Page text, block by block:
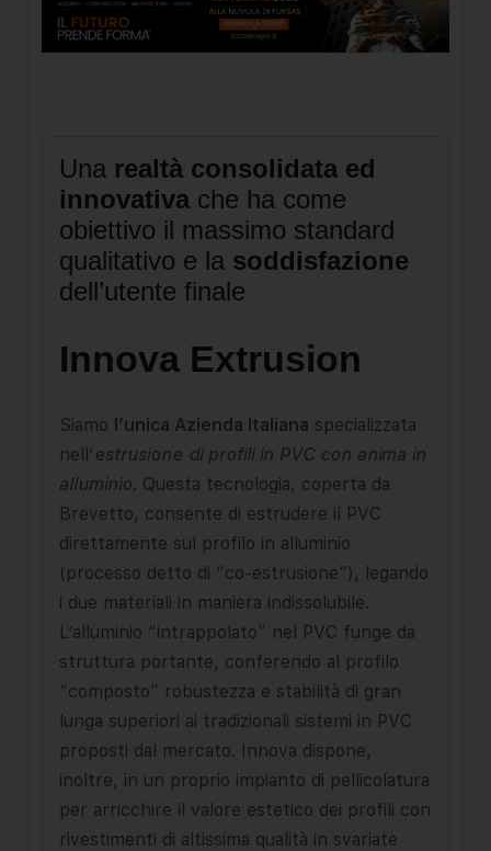
Una realtà consolidata ed
innovativa che ha come
obiettivo il massimo standard
qualitativo e la soddisfazione
dell’utente finale
Innova Extrusion
Siamo l’unica Azienda Italiana specializzata
nell’ estrusione di profili in PVC con anima in
alluminio. Questa tecnologia, coperta da
Brevetto, consente di estrudere il PVC
direttamente sul profilo in alluminio
(processo detto di “co-estrusione”), legando
i due materiali in maniera indissolubile.
L’alluminio “intrappolato” nel PVC funge da
struttura portante, conferendo al profilo
“composto” robustezza e stabilità di gran
lunga superiori ai tradizionali sistemi in PVC
proposti dal mercato. Innova dispone,
inoltre, in un proprio impianto di pellicolatura
per arricchire il valore estetico dei profili con
rivestimenti di altissima qualità in svariate